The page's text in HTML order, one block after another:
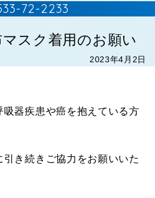
72-2233
スク着用のお願い
2023年4月2日
器疾患や癌を抱えている方
き続きご協力をお願いいた